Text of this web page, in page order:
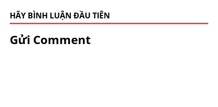
HÃY BÌNH LUẬN ĐẦU TIÊN
Gửi Comment